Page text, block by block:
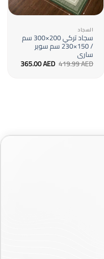
السجاد
سجاد تركي 200×300 سم
/ 150×230 سم سوبر
سارى
419.99AED السعر
الأصلي365.00AED السعر
الحالي